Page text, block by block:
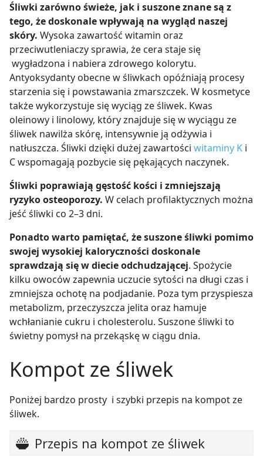
Śliwki zarówno świeże, jak i suszone znane są z
tego, że doskonale wpływają na wygląd naszej
skóry. Wysoka zawartość witamin oraz
przeciwutleniaczy sprawia, że cera staje się
wygładzona i nabiera zdrowego kolorytu.
Antyoksydanty obecne w śliwkach opóźniają procesy
starzenia się i powstawania zmarszczek. W kosmetyce
także wykorzystuje się wyciąg ze śliwek. Kwas
oleinowy i linolowy, który znajduje się w wyciągu ze
śliwek nawilża skórę, intensywnie ją odżywia i
natłuszcza. Śliwki dzięki dużej zawartości witaminy K i
C wspomagają pozbycie się pękających naczynek.
Śliwki poprawiają gęstość kości i zmniejszają
ryzyko osteoporozy. W celach profilaktycznych można
jeść śliwki co 2–3 dni.
Ponadto warto pamiętać, że suszone śliwki pomimo
swojej wysokiej kaloryczności doskonale
sprawdzają sięw diecie odchudzającej. Spożycie
kilku owoców zapewnia uczucie sytości na długi czas i
zmniejsza ochotę na podjadanie. Poza tym przyspiesza
metabolizm, przeczyszcza jelita oraz hamuje
wchłanianie cukru i cholesterolu. Suszone śliwki to
świetny pomysł na przekąskę w ciągu dnia.
Kompot ze śliwek
Poniżej bardzo prosty i szybki przepis na kompot ze
śliwek.
Przepis na kompot ze śliwek